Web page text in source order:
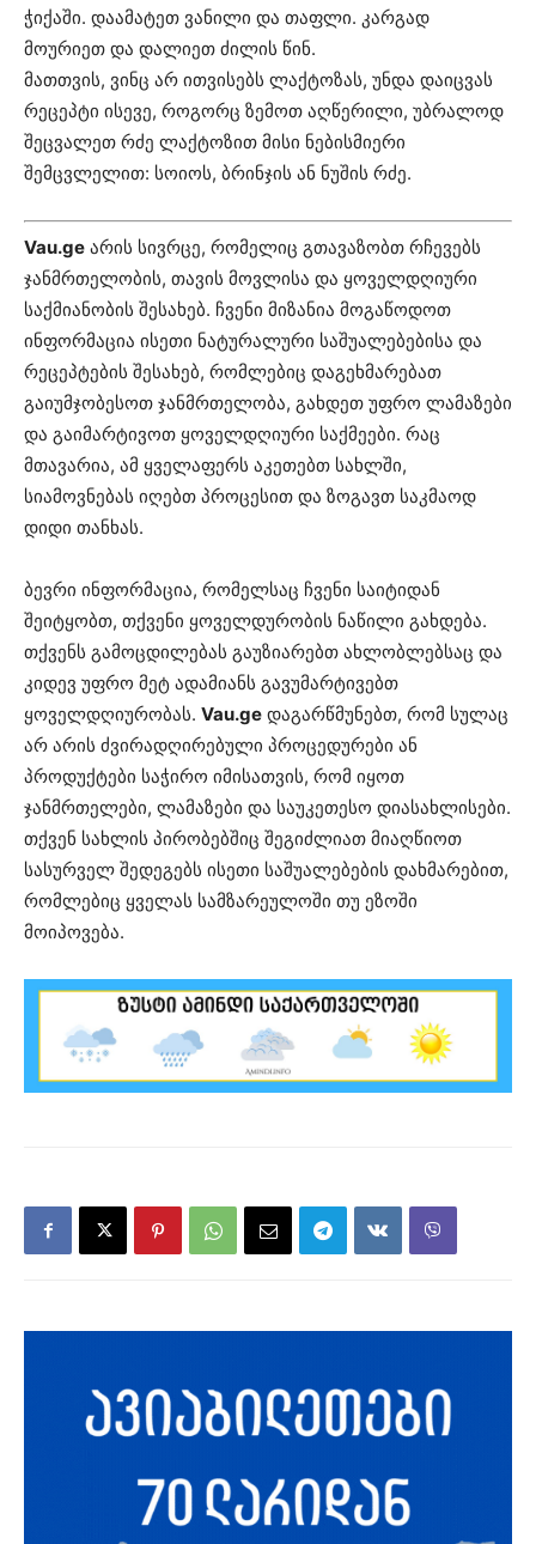
ჭიქაში. დაამატეთ ვანილი და თაფლი. კარგად
მოურიეთ და დალიეთ ძილის წინ.
მათთვის, ვინც არ ითვისებს ლაქტოზას, უნდა დაიცვას
რეცეპტი ისევე, როგორც ზემოთ აღწერილი, უბრალოდ
შეცვალეთ რძე ლაქტოზით მისი ნებისმიერი
შემცვლელით: სოიოს, ბრინჯის ან ნუშის რძე.
Vau.ge არის სივრცე, რომელიც გთავაზობთ რჩევებს
ჯანმრთელობის, თავის მოვლისა და ყოველდღიური
საქმიანობის შესახებ. ჩვენი მიზანია მოგაწოდოთ
ინფორმაცია ისეთი ნატურალური საშუალებებისა და
რეცეპტების შესახებ, რომლებიც დაგეხმარებათ
გაიუმჯობესოთ ჯანმრთელობა, გახდეთ უფრო ლამაზები
და გაიმარტივოთ ყოველდღიური საქმეები. რაც
მთავარია, ამ ყველაფერს აკეთებთ სახლში,
სიამოვნებას იღებთ პროცესით და ზოგავთ საკმაოდ
დიდი თანხას.
ბევრი ინფორმაცია, რომელსაც ჩვენი საიტიდან
შეიტყობთ, თქვენი ყოველდურობის ნაწილი გახდება.
თქვენს გამოცდილებას გაუზიარებთ ახლობლებსაც და
კიდევ უფრო მეტ ადამიანს გავუმარტივებთ
ყოველდღიურობას. Vau.ge დაგარწმუნებთ, რომ სულაც
არ არის ძვირადღირებული პროცედურები ან
პროდუქტები საჭირო იმისათვის, რომ იყოთ
ჯანმრთელები, ლამაზები და საუკეთესო დიასახლისები.
თქვენ სახლის პირობებშიც შეგიძლიათ მიაღწიოთ
სასურველ შედეგებს ისეთი საშუალებების დახმარებით,
რომლებიც ყველას სამზარეულოში თუ ეზოში
მოიპოვება.